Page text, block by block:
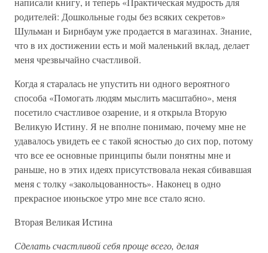
родителей: Дошкольные годы без всяких секретов»
Шульман и Бирнбаум уже продается в магазинах. Знание,
что в их достижении есть и мой маленький вклад, делает
меня чрезвычайно счастливой.
Когда я старалась не упустить ни одного вероятного
способа «Помогать людям мыслить масштабно», меня
посетило счастливое озарение, и я открыла Вторую
Великую Истину. Я не вполне понимаю, почему мне не
удавалось увидеть ее с такой ясностью до сих пор, потому
что все ее основные принципы были понятны мне и
раньше, но в этих идеях присутствовала некая сбивавшая
меня с толку «закольцованность». Наконец в одно
прекрасное июньское утро мне все стало ясно.
Вторая Великая Истина
Сделать счастливой себя проще всего, делая